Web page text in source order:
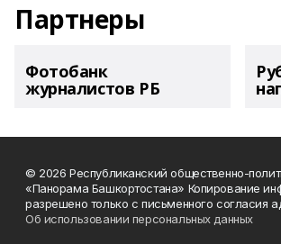
Партнеры
Фотобанк
журналистов РБ
© 2026 Республиканский общественно-
«Панорама Башкортостана» Копирование
разрешено только с письменного согласия
Об использовании персональных данных